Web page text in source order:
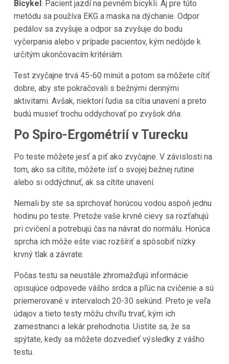
Bicykel : Pacient jazdí na pevném bicykli. Aj pre túto
metódu sa používa EKG a maska na dýchanie. Odpor
pedálov sa zvyšuje a odpor sa zvyšuje do bodu
vyčerpania alebo v prípade pacientov, kým nedôjde k
určitým ukončovacím kritériám.
Test zvyčajne trvá 45-60 minút a potom sa môžete cítiť
dobre, aby ste pokračovali s bežnými dennými
aktivitami. Avšak, niektorí ľudia sa cítia unavení a preto
budú musieť trochu oddychovať po zvyšok dňa.
Po Spiro-Ergométrií v Turecku
Po teste môžete jesť a piť ako zvyčajne. V závislosti na
tom, ako sa cítite, môžete ísť o svojej bežnej rutine
alebo si oddýchnuť, ak sa cítite unavení.
Nemali by ste sa sprchovať horúcou vodou aspoň jednu
hodinu po teste. Pretože vaše krvné cievy sa rozťahujú
pri cvičení a potrebujú čas na návrat do normálu. Horúca
sprcha ich môže ešte viac rozšíriť a spôsobiť nízky
krvný tlak a závrate.
Počas testu sa neustále zhromažďujú informácie
opisujúce odpovede vášho srdca a pľúc na cvičenie a sú
priemerované v intervaloch 20-30 sekúnd. Preto je veľa
údajov a tieto testy môžu chvíľu trvať, kým ich
zamestnanci a lekár prehodnotia. Uistite sa, že sa
spýtate, kedy sa môžete dozvedieť výsledky z vášho
testu.